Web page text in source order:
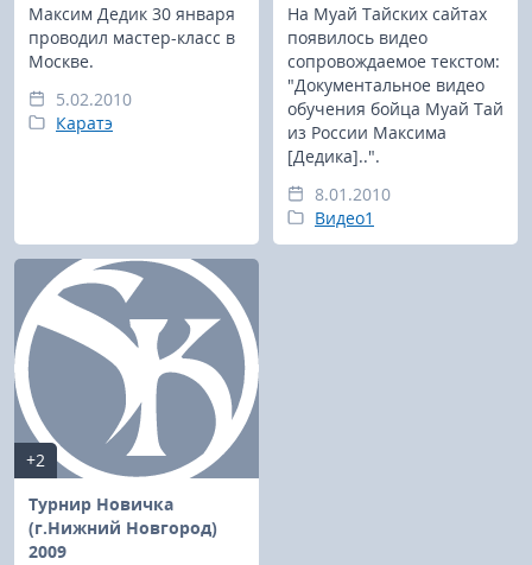
Максим Дедик 30 января
проводил мастер-класс в
Москве.
5.02.2010
Каратэ
На Муай Тайских сайтах
появилось видео
сопровождаемое текстом:
"Документальное видео
обучения бойца Муай Тай
из России Максима
[Дедика]..".
8.01.2010
Видео1
+2
Турнир Новичка
(г.Нижний Новгород)
2009